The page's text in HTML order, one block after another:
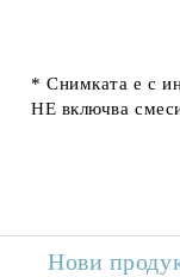
* Снимката е с
НЕ включва
Нови